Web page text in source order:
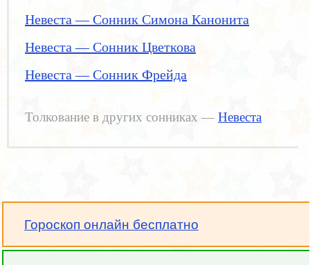
Невеста — Сонник Симона Канонита
Невеста — Сонник Цветкова
Невеста — Сонник Фрейда
Толкование в других сонниках — Невеста
Гороскоп онлайн бесплатно